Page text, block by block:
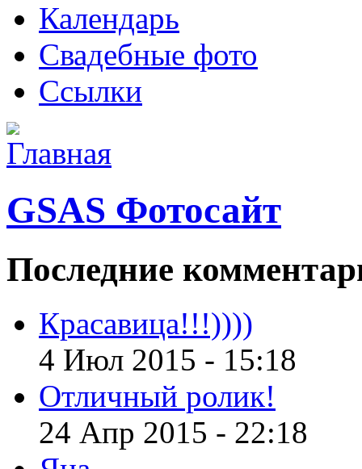
Календарь
Свадебные фото
Ссылки
GSAS Фотосайт
Последние
Красавица!!!))))
4 Июл 2015 - 15:18
Отличный ролик!
24 Апр 2015 - 22:18